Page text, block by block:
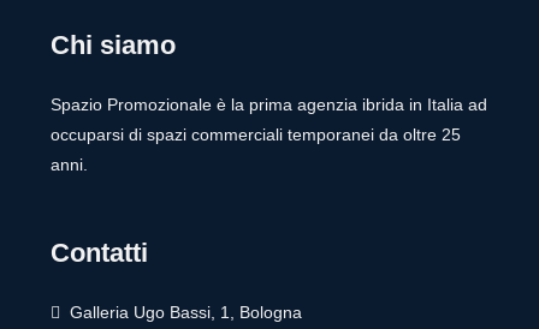
Chi siamo
Spazio Promozionale è la prima agenzia ibrida in Italia ad
occuparsi di spazi commerciali temporanei da oltre 25
anni.
Contatti
Galleria Ugo Bassi, 1, Bologna